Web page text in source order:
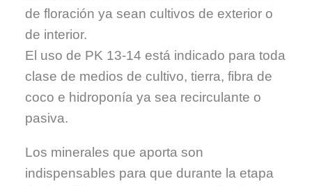
de floración ya sean cultivos de exterior o
de interior.
El uso de PK 13-14 está indicado para toda
clase de medios de cultivo, tierra, fibra de
coco e hidroponía ya sea recirculante o
pasiva.
Los minerales que aporta son
indispensables para que durante la etapa